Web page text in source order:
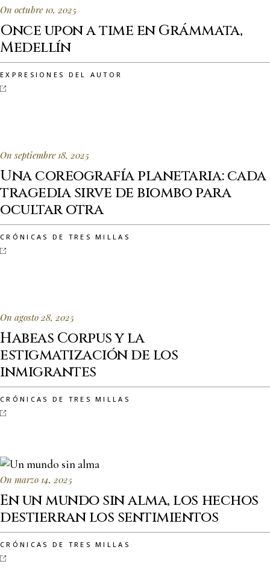
On octubre 10, 2025
Once upon a time en Grámmata,
Medellín
EXPRESIONES DEL AUTOR
On septiembre 18, 2025
Una coreografía planetaria: cada
tragedia sirve de biombo para
ocultar otra
CRÓNICAS DE TRES MILLAS
On agosto 28, 2025
Habeas Corpus y la
estigmatización de los
inmigrantes
CRÓNICAS DE TRES MILLAS
On marzo 14, 2025
En un mundo sin alma, los hechos
destierran los sentimientos
CRÓNICAS DE TRES MILLAS